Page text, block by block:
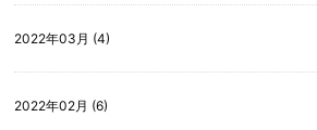
2022年03月 (4)
2022年02月 (6)